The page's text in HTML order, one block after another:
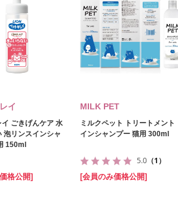
イ
ごきげんケア 水
泡リンスインシャ
150ml
格公開]
MILK PET
ミルクペット トリートメント
インシャンプー 猫用 300ml
5.0 （1）
[会員のみ価格公開]